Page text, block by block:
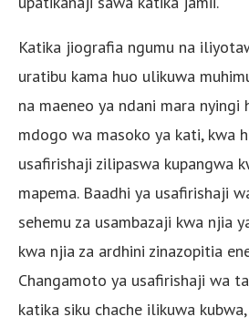
Katika jiografia ngumu na
uratibu kama huo ulikuwa
na maeneo ya ndani mara nyingi
mdogo wa masoko ya kati, kwa
usafirishaji zilipaswa kupangwa
mapema. Baadhi ya usafirishaji
sehemu za usambazaji kwa njia
kwa njia za ardhini zinazopitia
Changamoto ya usafirishaji wa
katika siku chache ilikuwa